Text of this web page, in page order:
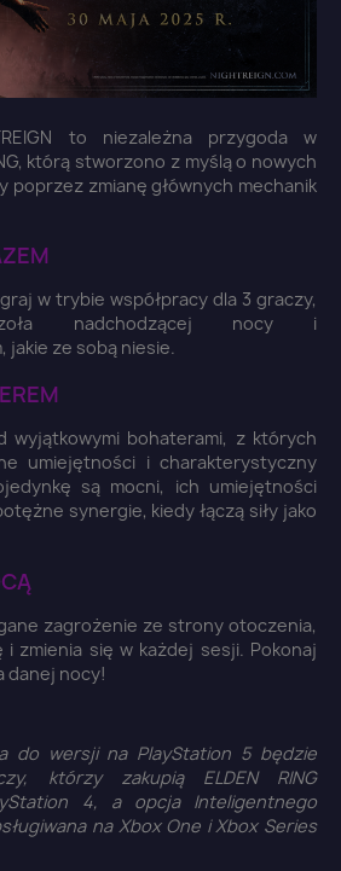
to niezależna przygoda w
którą stworzono z myślą o nowych
poprzez zmianę głównych mechanik
w trybie współpracy dla 3 graczy,
nadchodzącej nocy i
ze sobą niesie.
wyjątkowymi bohaterami, z których
umiejętności i charakterystyczny
są mocni, ich umiejętności
synergie, kiedy łączą siły jako
zagrożenie ze strony otoczenia,
zmienia się w każdej sesji. Pokonaj
danej nocy!
do wersji na PlayStation 5 będzie
którzy zakupią ELDEN RING
4, a opcja Inteligentnego
na Xbox One i Xbox Series
×